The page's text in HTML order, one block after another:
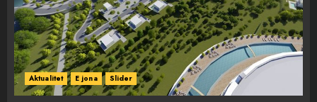
Aktualitet E jona Slider